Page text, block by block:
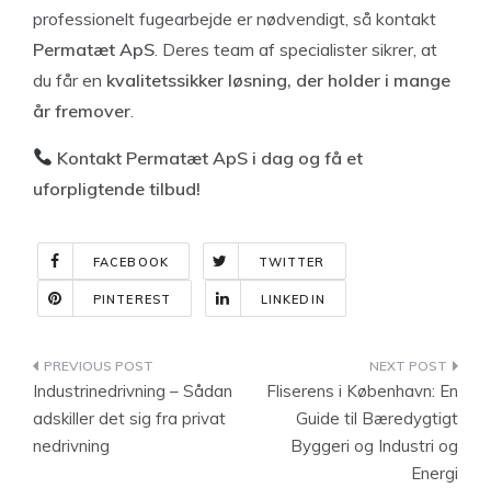
professionelt fugearbejde er nødvendigt, så kontakt
Permatæt ApS . Deres team af specialister sikrer, at
du får en kvalitetssikker løsning, der holder i mange
år fremover
Kontakt Permatæt ApS i dag og få et
uforpligtende tilbud!
FACEBOOK TWITTER
PINTEREST LINKEDIN
Indlægsnavigation
Industrinedrivning – Sådan
adskiller det sig fra privat
nedrivning
Fliserens i København: En
Guide til Bæredygtigt
Byggeri og Industri og
Energi